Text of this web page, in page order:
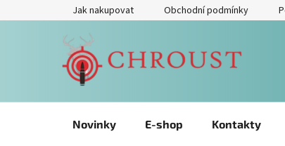
na
Jak nakupovat Obchodní podmínky
Novinky E-shop Kontakty